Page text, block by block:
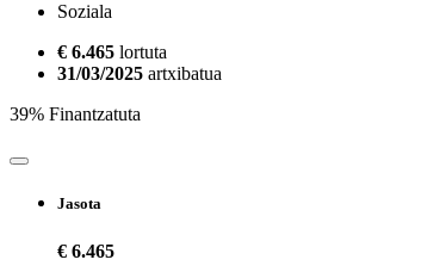
Soziala
€ 6.465 lortuta
31/03/2025 artxibatua
39% Finantzatuta
Jasota
€ 6.465